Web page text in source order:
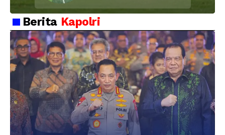
Kebersamaan Personel
Berita Kapolri